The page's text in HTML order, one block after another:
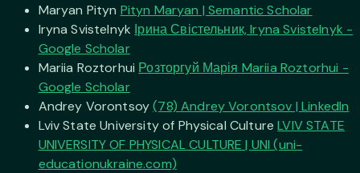
Maryan Pityn Pityn Maryan | Semantic Scholar
Iryna Svistelnyk Ірина Свістельник, Iryna Svistelnyk -
Google Scholar
Mariia Roztorhui Розторгуй Марія Mariia Roztorhui -
Google Scholar
Andrey Vorontsoy(78) Andrey Vorontsov | LinkedIn
Lviv State University of Physical CultureLVIV STATE
UNIVERSITY OF PHYSICAL CULTURE | UNI (uni-
educationukraine.com)